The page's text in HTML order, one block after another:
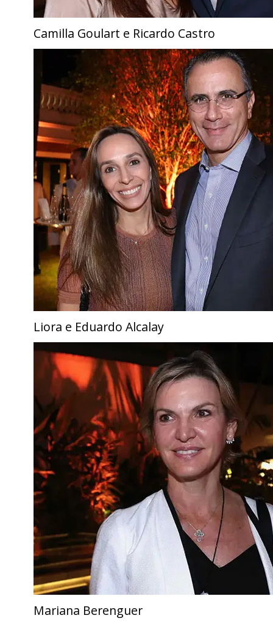
Camilla Goulart e Ricardo Castro
Liora e Eduardo Alcalay
Mariana Berenguer